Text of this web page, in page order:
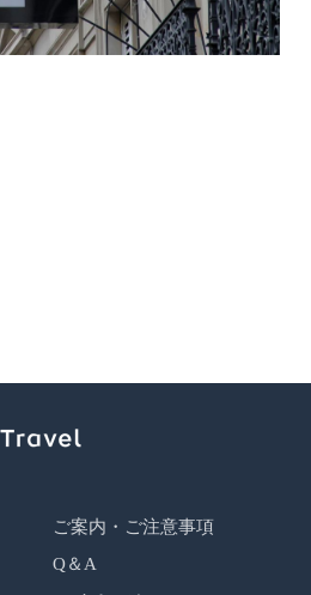
ご案内・ご注意事項
Q＆A